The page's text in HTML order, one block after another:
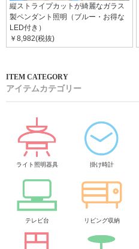
縦ストライプカットが綺麗なガラス
製ペンダント照明（ブルー・お得な
LED付き）
￥8,982(税抜)
アイテムカテゴリー
ライト照明器具 掛け時計
テレビ台 リビング収納